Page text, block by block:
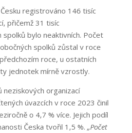
registrováno 146 tisíc
přičemž 31 tisíc
spolků bylo neaktivních. Počet
spolků zůstal v roce
roce, u ostatních
jednotek mírně vzrostly.
neziskových organizací
úvazcích v roce 2023 činil
o 4,7 % více. Jejich podíl
Česka tvořil 1,5 %. „Počet